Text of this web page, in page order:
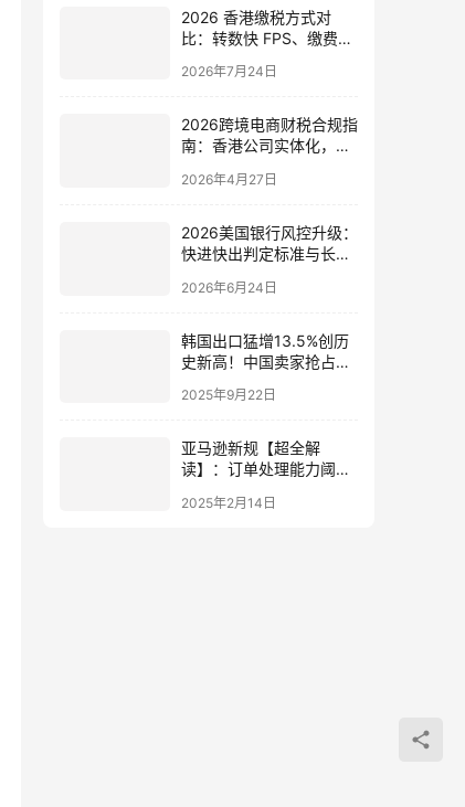
2026 香港缴税方式对
比：转数快 FPS、缴费
该怎么选？
2026年7月24日
2026跨境电商财税合规指
南：香港公司实体化，外
2026年4月27日
2026美国银行风控升级：
快进快出判定标准与长效
易监测
2026年6月24日
韩国出口猛增13.5%创历
史新高！中国卖家抢占韩
2025年9月22日
亚马逊新规【超全解
读】：订单处理能力阈值
策略
2025年2月14日